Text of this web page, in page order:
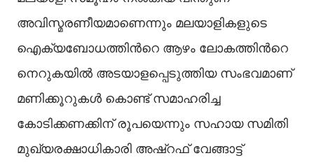
അവിസ്മരണീയമാണെന്നും മലയാളികളുടെ
ഐക്യബോധത്തിന്‍റെ ആഴം ലോകത്തിന്‍റെ
നെറുകയില്‍ അടയാളപ്പെടുത്തിയ സംഭവമാണ്
മണിക്കൂറുകള്‍ കൊണ്ട് സമാഹരിച്ച
കോടിക്കണക്കിന് രൂപയെന്നും സഹായ സമിതി
മുഖ്യരക്ഷാധികാരി അഷ്‌റഫ് വേങ്ങാട്ട്